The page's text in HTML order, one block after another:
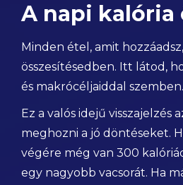
A napi kalória
Minden étel, amit
összesítésedben. Itt látod,
és makrócéljaiddal szemben.
Ez a valós idejű visszajelzés
meghozni a jó döntéseket.
végére még van 300
egy nagyobb vacsorát. Ha